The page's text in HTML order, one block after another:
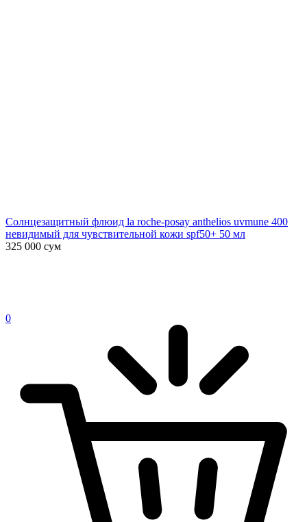
Солнцезащитный флюид la roche-posay anthelios uvmune 400
невидимый для чувствительной кожи spf50+ 50 мл
325 000 сум
0